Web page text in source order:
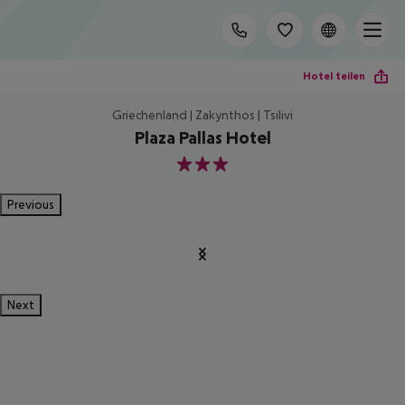
Hotel teilen
Griechenland | Zakynthos | Tsilivi
Plaza Pallas Hotel
3
Previous
Next